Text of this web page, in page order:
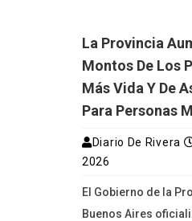
La Provincia
Montos De Los
Más Vida Y De
Para Personas
Diario De Rivera
2026
El Gobierno de la
Buenos Aires